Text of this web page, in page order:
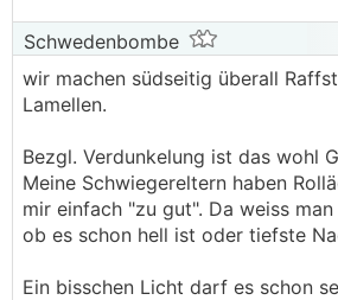
Schwedenbombe
wir machen südseitig überall
Lamellen.
Bezgl. Verdunkelung ist das wohl
Meine Schwiegereltern haben
mir einfach "zu gut". Da weiss
ob es schon hell ist oder tiefste
Ein bisschen Licht darf es schon